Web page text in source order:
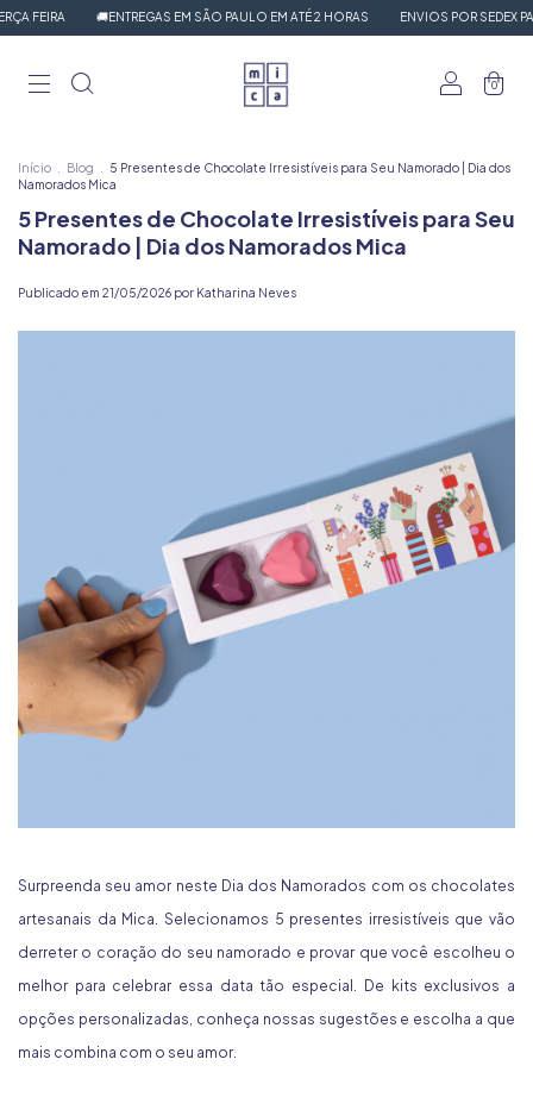
🚚ENTREGAS EM SÃO PAULO EM ATÉ 2 HORAS ENVIOS POR SEDEX PARA TODO
0
Início Blog
5 Presentes de Chocolate Irresistíveis para Seu Namorado | Dia dos
Namorados Mica
5 Presentes de Chocolate Irresistíveis para Seu
Namorado | Dia dos Namorados Mica
Publicado em 21/05/2026 por Katharina Neves
Surpreenda seu amor neste Dia dos Namorados com os chocolates
artesanais da Mica. Selecionamos 5 presentes irresistíveis que vão
derreter o coração do seu namorado e provar que você escolheu o
melhor para celebrar essa data tão especial. De kits exclusivos a
opções personalizadas, conheça nossas sugestões e escolha a que
mais combina com o seu amor.